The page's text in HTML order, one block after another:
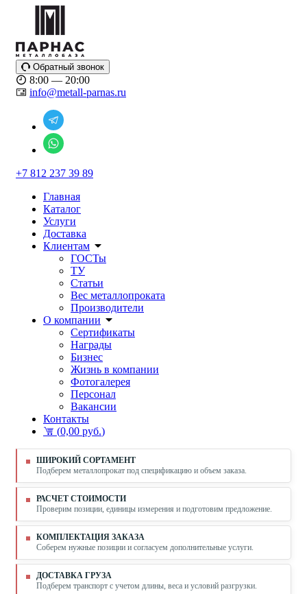
Обратный звонок
8:00 — 20:00
info@metall-parnas.ru
+7 812 237 39 89
Главная
Каталог
Услуги
Доставка
Клиентам
ГОСТы
ТУ
Статьи
Вес металлопроката
Производители
О компании
Сертификаты
Награды
Бизнес
Жизнь в компании
Фотогалерея
Персонал
Вакансии
Контакты
(0,00 руб.)
ШИРОКИЙ СОРТАМЕНТ
Подберем металлопрокат под спецификацию и объем заказа.
РАСЧЕТ СТОИМОСТИ
Проверим позиции, единицы измерения и подготовим предложение.
КОМПЛЕКТАЦИЯ ЗАКАЗА
Соберем нужные позиции и согласуем дополнительные услуги.
ДОСТАВКА ГРУЗА
Подберем транспорт с учетом длины, веса и условий разгрузки.